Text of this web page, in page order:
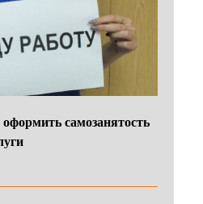
самозанятость